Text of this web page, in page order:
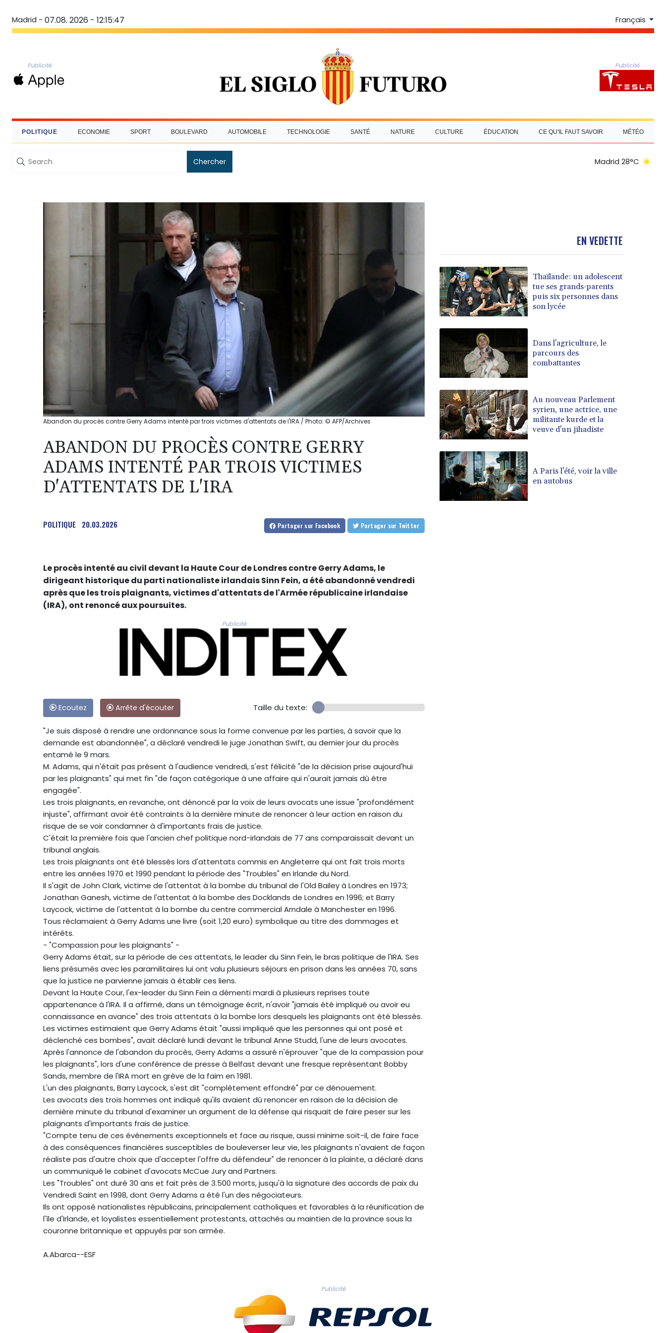
Madrid - 07.08. 2026 - 12:15:48 Français
Publicité Publicité
POLITIQUE ECONOMIE SPORT BOULEVARD AUTOMOBILE TECHNOLOGIE SANTÉ NATURE CULTURE ÉDUCATION CE QU'IL FAUT SAVOIR MÉTÉO
Chercher Madrid 28°C
Abandon du procès contre Gerry Adams intenté par trois victimes d'attentats de l'IRA / Photo: © AFP/Archives
ABANDON DU PROCÈS CONTRE GERRY
ADAMS INTENTÉ PAR TROIS VICTIMES
D'ATTENTATS DE L'IRA
POLITIQUE 20.03.2026 Partager sur Facebook Partager sur Twitter
Le procès intenté au civil devant la Haute Cour de Londres contre Gerry Adams, le
dirigeant historique du parti nationaliste irlandais Sinn Fein, a été abandonné vendredi
après que les trois plaignants, victimes d'attentats de l'Armée républicaine irlandaise
(IRA), ont renoncé aux poursuites.
Publicité
Ecoutez Arrête d'écouter Taille du texte:
"Je suis disposé à rendre une ordonnance sous la forme convenue par les parties, à savoir que la
demande est abandonnée", a déclaré vendredi le juge Jonathan Swift, au dernier jour du procès
entamé le 9 mars.
M. Adams, qui n'était pas présent à l'audience vendredi, s'est félicité "de la décision prise aujourd'hui
par les plaignants" qui met fin "de façon catégorique à une affaire qui n'aurait jamais dû être
engagée".
Les trois plaignants, en revanche, ont dénoncé par la voix de leurs avocats une issue "profondément
injuste", affirmant avoir été contraints à la dernière minute de renoncer à leur action en raison du
risque de se voir condamner à d'importants frais de justice.
C'était la première fois que l'ancien chef politique nord-irlandais de 77 ans comparaissait devant un
tribunal anglais.
Les trois plaignants ont été blessés lors d'attentats commis en Angleterre qui ont fait trois morts
entre les années 1970 et 1990 pendant la période des "Troubles" en Irlande du Nord.
Il s'agit de John Clark, victime de l'attentat à la bombe du tribunal de l'Old Bailey à Londres en 1973;
Jonathan Ganesh, victime de l'attentat à la bombe des Docklands de Londres en 1996; et Barry
Laycock, victime de l'attentat à la bombe du centre commercial Arndale à Manchester en 1996.
Tous réclamaient à Gerry Adams une livre (soit 1,20 euro) symbolique au titre des dommages et
intérêts.
- "Compassion pour les plaignants" -
Gerry Adams était, sur la période de ces attentats, le leader du Sinn Fein, le bras politique de l'IRA. Ses
liens présumés avec les paramilitaires lui ont valu plusieurs séjours en prison dans les années 70, sans
que la justice ne parvienne jamais à établir ces liens.
Devant la Haute Cour, l'ex-leader du Sinn Fein a démenti mardi à plusieurs reprises toute
appartenance à l'IRA. Il a affirmé, dans un témoignage écrit, n'avoir "jamais été impliqué ou avoir eu
connaissance en avance" des trois attentats à la bombe lors desquels les plaignants ont été blessés.
Les victimes estimaient que Gerry Adams était "aussi impliqué que les personnes qui ont posé et
déclenché ces bombes", avait déclaré lundi devant le tribunal Anne Studd, l'une de leurs avocates.
Après l'annonce de l'abandon du procès, Gerry Adams a assuré n'éprouver "que de la compassion pour
les plaignants", lors d'une conférence de presse à Belfast devant une fresque représentant Bobby
Sands, membre de l'IRA mort en grève de la faim en 1981.
L'un des plaignants, Barry Laycock, s'est dit "complètement effondré" par ce dénouement.
Les avocats des trois hommes ont indiqué qu'ils avaient dû renoncer en raison de la décision de
dernière minute du tribunal d'examiner un argument de la défense qui risquait de faire peser sur les
plaignants d'importants frais de justice.
"Compte tenu de ces événements exceptionnels et face au risque, aussi minime soit-il, de faire face
à des conséquences financières susceptibles de bouleverser leur vie, les plaignants n'avaient de façon
réaliste pas d'autre choix que d'accepter l'offre du défendeur" de renoncer à la plainte, a déclaré dans
un communiqué le cabinet d'avocats McCue Jury and Partners.
Les "Troubles" ont duré 30 ans et fait près de 3.500 morts, jusqu'à la signature des accords de paix du
Vendredi Saint en 1998, dont Gerry Adams a été l'un des négociateurs.
Ils ont opposé nationalistes républicains, principalement catholiques et favorables à la réunification de
l'île d'Irlande, et loyalistes essentiellement protestants, attachés au maintien de la province sous la
couronne britannique et appuyés par son armée.
A.Abarca--ESF
EN VEDETTE
Thaïlande: un adolescent
tue ses grands-parents
puis six personnes dans
son lycée
Dans l'agriculture, le
parcours des
combattantes
Au nouveau Parlement
syrien, une actrice, une
militante kurde et la
veuve d'un jihadiste
A Paris l'été, voir la ville
en autobus
Publicité